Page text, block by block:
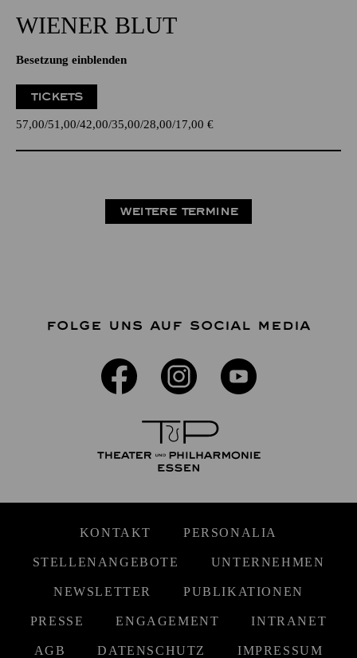
WIENER BLUT
Besetzung einblenden
TICKETS
57,00 51,00 42,00 35,00 28,00 17,00 €
WEITERE TERMINE
FOLGE UNS AUF SOCIAL MEDIA
KONTAKT PERSONALIA
STELLENANGEBOTE UNTERNEHMEN
NEWSLETTER PUBLIKATIONEN
PRESSE ENGAGEMENT INTRANET
AGB DATENSCHUTZ IMPRESSUM